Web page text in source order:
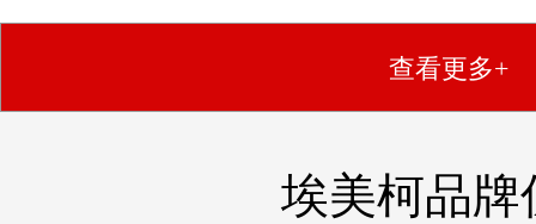
查看更多+
埃美柯品牌